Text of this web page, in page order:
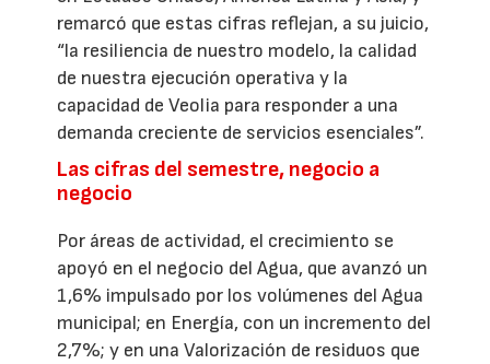
remarcó que estas cifras reflejan, a su juicio,
“la resiliencia de nuestro modelo, la calidad
de nuestra ejecución operativa y la
capacidad de Veolia para responder a una
demanda creciente de servicios esenciales”.
Las cifras del semestre, negocio a
negocio
Por áreas de actividad, el crecimiento se
apoyó en el negocio del Agua, que avanzó un
1,6% impulsado por los volúmenes del Agua
municipal; en Energía, con un incremento del
2,7%; y en una Valorización de residuos que